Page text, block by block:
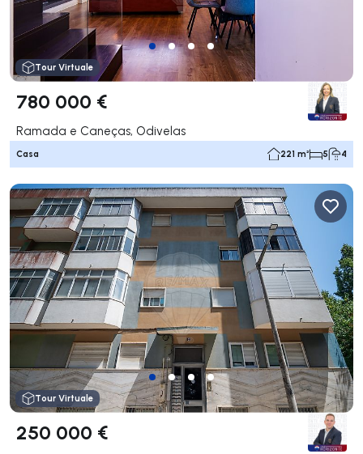
Tour Virtuale
780 000 €
Ramada e Caneças, Odivelas
Casa 221 m² 5 4
Tour Virtuale
250 000 €